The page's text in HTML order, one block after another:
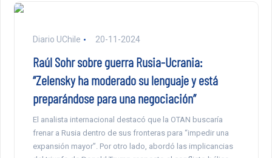
Diario UChile 20-11-2024
Raúl Sohr sobre guerra Rusia-Ucrania:
“Zelensky ha moderado su lenguaje y está
preparándose para una negociación”
El analista internacional destacó que la OTAN buscaría
frenar a Rusia dentro de sus fronteras para “impedir una
expansión mayor”. Por otro lado, abordó las implicancias